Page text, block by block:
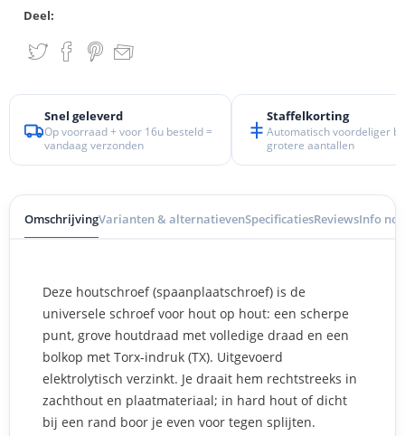
Deel:
Snel geleverd
Op voorraad + voor 16u besteld =
vandaag verzonden
Staffelkorting
Automatisch voordeliger bij
grotere aantallen
OmschrijvingVarianten & alternatievenSpecificatiesReviewsInfo
Deze houtschroef (spaanplaatschroef) is de
universele schroef voor hout op hout: een scherpe
punt, grove houtdraad met volledige draad en een
bolkop met Torx-indruk (TX). Uitgevoerd
elektrolytisch verzinkt. Je draait hem rechtstreeks in
zachthout en plaatmateriaal; in hard hout of dicht
bij een rand boor je even voor tegen splijten.